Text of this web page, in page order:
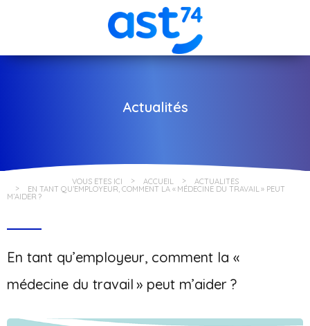
Actualités
VOUS ÊTES ICI ACCUEIL ACTUALITÉS
EN TANT QU’EMPLOYEUR, COMMENT LA « MÉDECINE DU TRAVAIL » PEUT
M’AIDER ?
En tant qu’employeur, comment la «
médecine du travail » peut m’aider ?